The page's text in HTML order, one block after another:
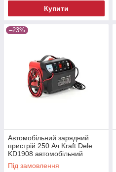
Купити
–23%
Автомобільний зарядний
пристрій 250 Ач Kraft Dele
KD1908 автомобільний
зарядний пристрій
Під замовлення